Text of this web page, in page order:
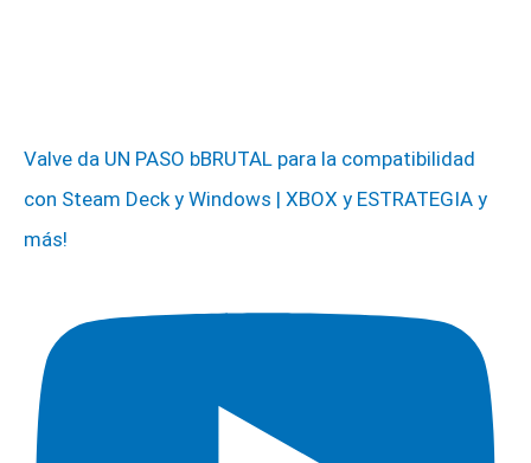
Valve da UN PASO bBRUTAL para la compatibilidad
con Steam Deck y Windows | XBOX y ESTRATEGIA y
más!